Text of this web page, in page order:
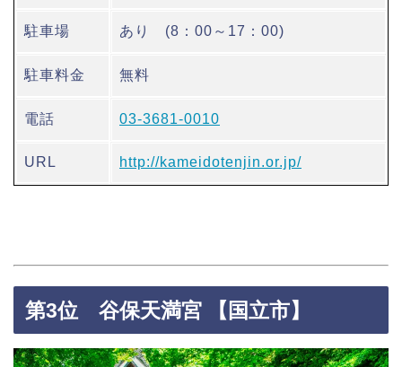
駐車場 あり (8：00～17：00)
駐車料金 無料
電話 03-3681-0010
URL http://kameidotenjin.or.jp/
第3位 谷保天満宮 【国立市】